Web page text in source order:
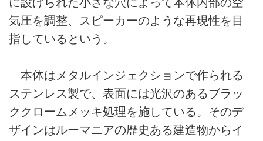
気圧を調整、スピーカーのような再現性を目
指しているという。
本体はメタルインジェクションで作られる
ステンレス製で、表面には光沢のあるブラッ
ククロームメッキ処理を施している。そのデ
ザインはルーマニアの歴史ある建造物からイ